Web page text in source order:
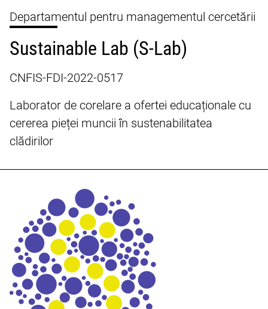
Departamentul pentru managementul cercetării
Sustainable Lab (S-Lab)
CNFIS-FDI-2022-0517
Laborator de corelare a ofertei educaționale cu
cererea pieței muncii în sustenabilitatea
clădirilor